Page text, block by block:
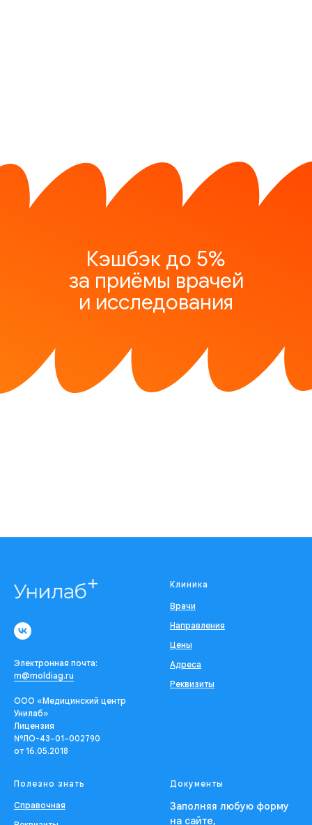
Кэшбэк до 5%
за приёмы врачей
и исследования
Электронная почта:
m@moldiag.ru
ООО «Медицинский центр
Унилаб»
Лицензия
№ЛО-43−01−002790
от 16.05.2018
Клиника
Врачи
Направления
Цены
Адреса
Реквизиты
Полезно знать
Справочная
Документы
Заполняя любую форму
на сайте,